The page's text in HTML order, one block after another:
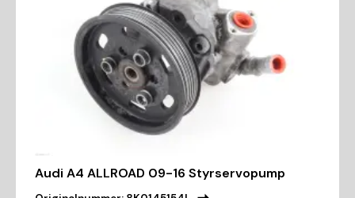
Audi A4 ALLROAD 09-16 Styrservopump